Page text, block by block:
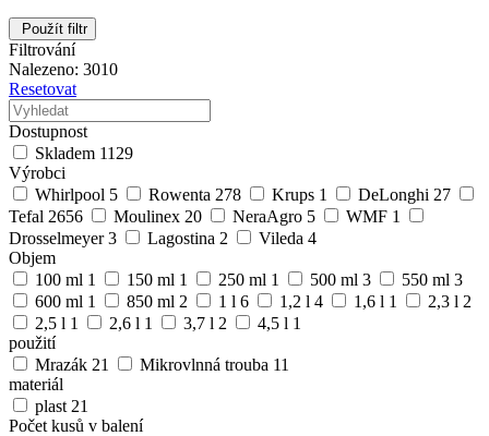
Použít filtr
Filtrování
Nalezeno: 3010
Resetovat
Dostupnost
Skladem 1129
Výrobci
Whirlpool 5 Rowenta 278 Krups 1 DeLonghi 27
Tefal 2656 Moulinex 20 NeraAgro 5 WMF 1
Drosselmeyer 3 Lagostina 2 Vileda 4
Objem
100 ml 1 150 ml 1 250 ml 1 500 ml 3 550 ml 3
600 ml 1 850 ml 2 1 l 6 1,2 l 4 1,6 l 1 2,3 l 2
2,5 l 1 2,6 l 1 3,7 l 2 4,5 l 1
použití
Mrazák 21 Mikrovlnná trouba 11
materiál
plast 21
Počet kusů v balení